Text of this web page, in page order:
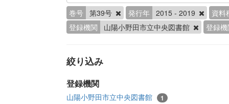
巻号 第39号 発行年 2015 - 2019
資料
登録機関
山陽小野田市立中央図書館 登録
絞り込み
登録機関
山陽小野田市立中央図書館 1